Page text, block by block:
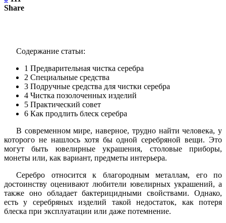
Share
Содержание статьи:
1 Предварительная чистка серебра
2 Специальные средства
3 Подручные средства для чистки серебра
4 Чистка позолоченных изделий
5 Практический совет
6 Как продлить блеск серебра
В современном мире, наверное, трудно найти человека, у
которого не нашлось хотя бы одной серебряной вещи. Это
могут быть ювелирные украшения, столовые приборы,
монеты или, как вариант, предметы интерьера.
Серебро относится к благородным металлам, его по
достоинству оценивают любители ювелирных украшений, а
также оно обладает бактерицидными свойствами. Однако,
есть у серебряных изделий такой недостаток, как потеря
блеска при эксплуатации или даже потемнение.